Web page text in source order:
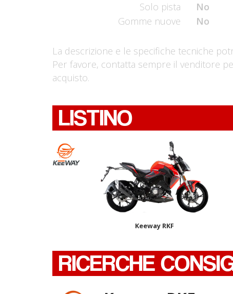
Solo pista
No
Gomme nuove
No
La descrizione e le specifiche tecniche
Per favore, contatta sempre il venditore
acquisto.
LISTINO
Keeway RKF
RICERCHE